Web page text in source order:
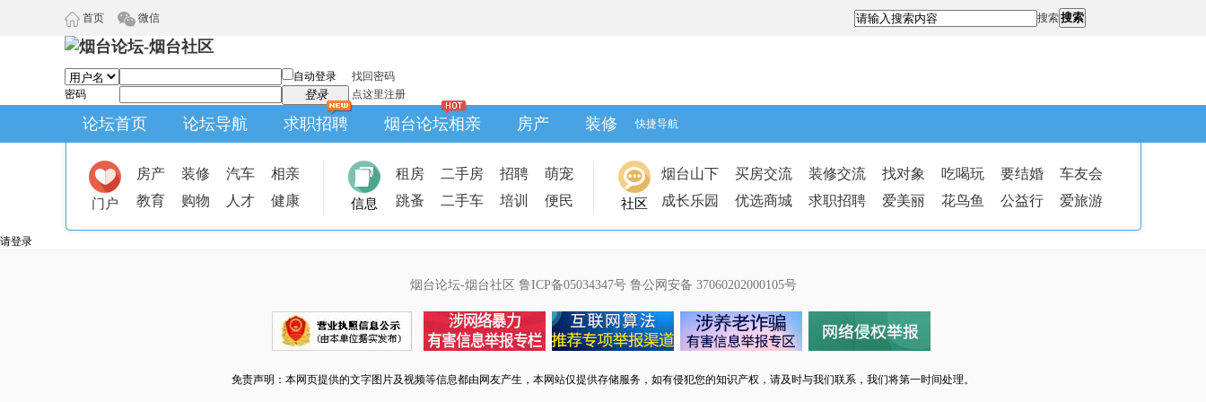
首页 微信 搜索搜索
自动登录
找回密码
密码
登录 点这里注册
论坛首页 论坛导航 求职招聘 烟台论坛相亲 房产 装修 快捷导航
门户
房产 装修 汽车
相亲
教育
购物 人才 健康 信息
租房 二手房 招聘
萌宠
跳蚤
二手车 培训 便民 社区
烟台山下 买房交流 装修交流 找对象 吃喝玩 要结婚
车友会
成长乐园
优选商城 求职招聘 爱美丽 花鸟鱼 公益行 爱旅游
请登录
烟台论坛-烟台社区 鲁ICP备05034347号 鲁公网安备 37060202000105号
免责声明：本网页提供的文字图片及视频等信息都由网友产生，本网站仅提供存储服务，如有侵犯您的知识产权，请及时与我们联系，我们将第一时间处理。